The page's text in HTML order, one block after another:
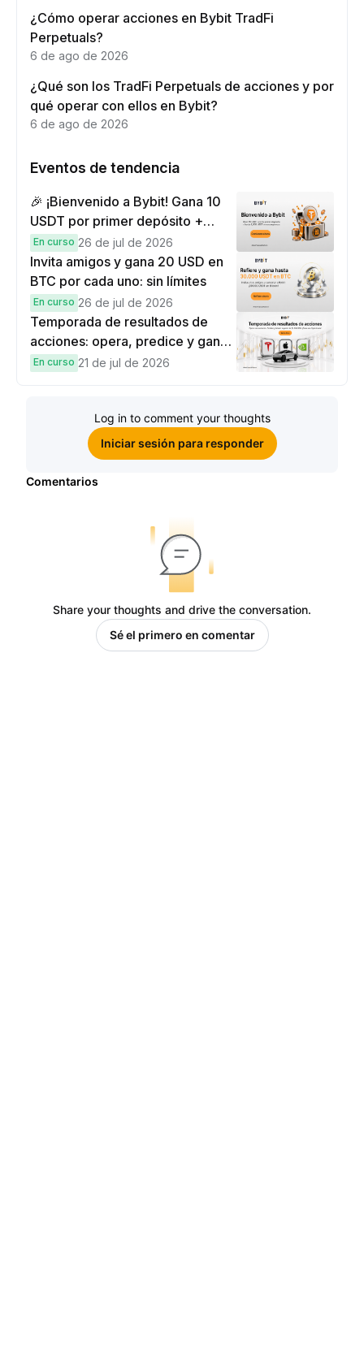
¿Cómo operar acciones en Bybit TradFi
Perpetuals?
6 de ago de 2026
¿Qué son los TradFi Perpetuals de acciones y por
qué operar con ellos en Bybit?
6 de ago de 2026
Eventos de tendencia
🎉 ¡Bienvenido a Bybit! Gana 10
USDT por primer depósito +
hasta 9,999 USDT en
recompensas
En curso 26 de jul de 2026
Invita amigos y gana 20 USD en
BTC por cada uno: sin límites
En curso 26 de jul de 2026
Temporada de resultados de
acciones: opera, predice y gana
una Cybertruck.
En curso 21 de jul de 2026
Log in to comment your thoughts
Iniciar sesión para responder
Comentarios
Share your thoughts and drive the conversation.
Sé el primero en comentar